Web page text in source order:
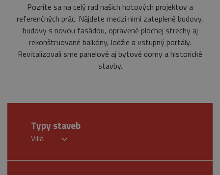
Pozrite sa na celý rad našich hotových projektov a
referenčných prác. Nájdete medzi nimi zateplené budovy,
budovy s novou fasádou, opravené plochej strechy aj
rekonštruované balkóny, lodžie a vstupný portály.
Revitalizovali sme panelové aj bytové domy a historické
stavby.
Typy staveb
Villa